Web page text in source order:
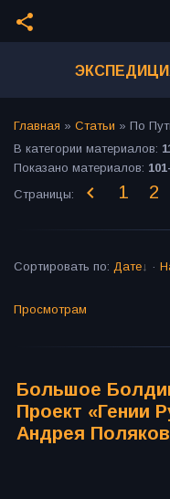
share
Главная » Статьи » По
В категории материалов:
Показано материалов:
Страницы: 1 2
Сортировать по: Дате ·
Просмотрам
Большое
Проект «Гении
Андрея